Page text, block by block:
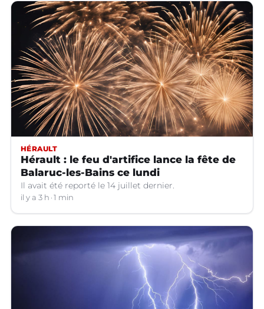
HÉRAULT
Hérault : le feu d'artifice lance la fête de
Balaruc-les-Bains ce lundi
Il avait été reporté le 14 juillet dernier.
il y a 3 h 1 min